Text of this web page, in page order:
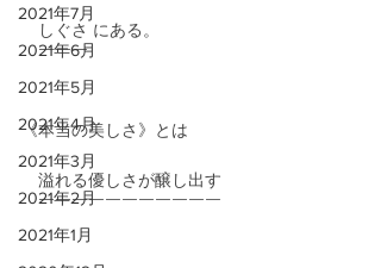
2021年7月
2021年6月
2021年5月
2021年4月
2021年3月
2021年2月
2021年1月
しぐさ にある。
￣￣￣
《本当の美しさ》とは
溢れる優しさが醸し出す
￣￣￣￣￣￣￣￣￣￣￣